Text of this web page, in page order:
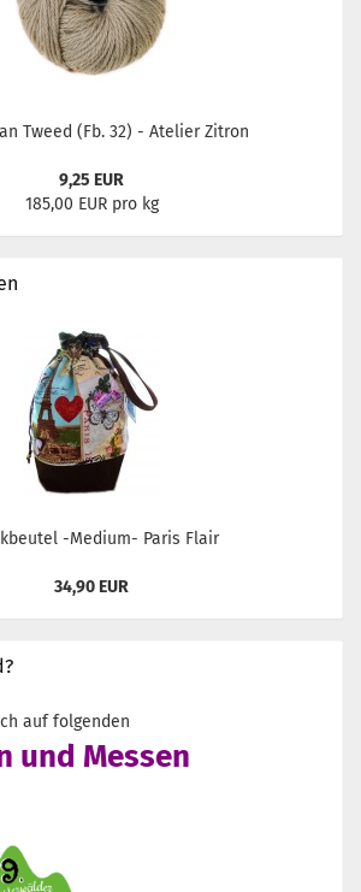
Tweed (Fb. 32) - Atelier Zitron
9,25 EUR
185,00 EUR pro kg
-Medium- Paris Flair
34,90 EUR
auf folgenden
und Messen